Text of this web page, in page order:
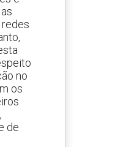
mundo
manitou
no
os
de